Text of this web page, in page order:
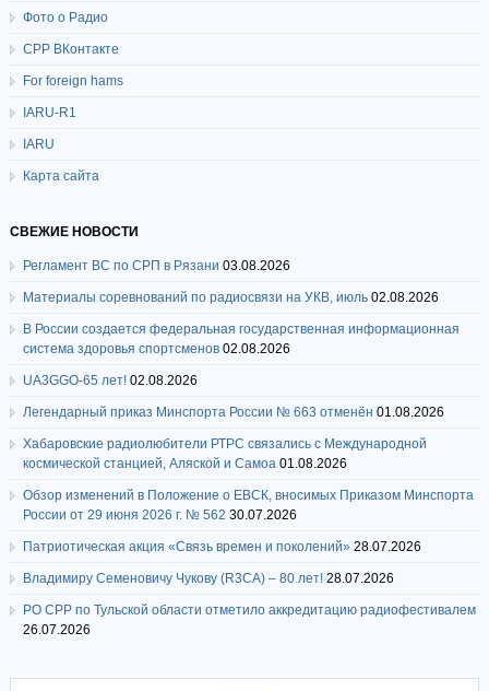
Фото о Радио
СРР ВКонтакте
For foreign hams
IARU-R1
IARU
Карта сайта
СВЕЖИЕ НОВОСТИ
Регламент ВС по СРП в Рязани 03.08.2026
Материалы соревнований по радиосвязи на УКВ, июль 02.08.2026
В России создается федеральная государственная информационная
система здоровья спортсменов 02.08.2026
UA3GGO-65 лет! 02.08.2026
Легендарный приказ Минспорта России № 663 отменён 01.08.2026
Хабаровские радиолюбители РТРС связались с Международной
космической станцией, Аляской и Самоа 01.08.2026
Обзор изменений в Положение о ЕВСК, вносимых Приказом Минспорта
России от 29 июня 2026 г. № 562 30.07.2026
Патриотическая акция «Связь времен и поколений» 28.07.2026
Владимиру Семеновичу Чукову (R3CA) – 80 лет! 28.07.2026
РО СРР по Тульской области отметило аккредитацию радиофестивалем
26.07.2026